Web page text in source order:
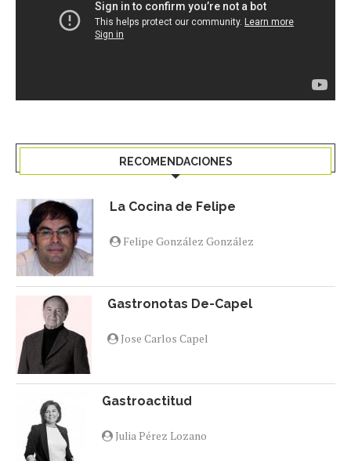
RECOMENDACIONES
La Cocina de Felipe
Felipe González González
Gastronotas De-Capel
Jose Carlos Capel
Gastroactitud
Julia Pérez Lozano